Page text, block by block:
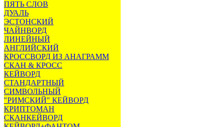
ПЯТЬ СЛОВ
ДУАЛЬ
ЭСТОНСКИЙ
ЧАЙНВОРД
ЛИНЕЙНЫЙ
АНГЛИЙСКИЙ
КРОССВОРД ИЗ АНАГРАММ
СКАН & КРОСС
КЕЙВОРД
СТАНДАРТНЫЙ
СИМВОЛЬНЫЙ
"РИМСКИЙ" КЕЙВОРД
КРИПТОМАН
СКАНКЕЙВОРД